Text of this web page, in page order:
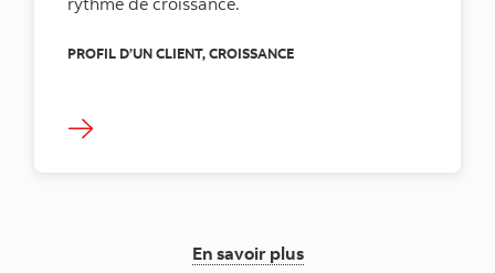
PROFIL D’UN CLIENT, CROISSANCE
En savoir plus